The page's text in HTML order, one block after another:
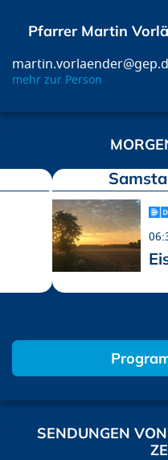
Pfarrer Martin
mehr zur Person
SENDUNGEN